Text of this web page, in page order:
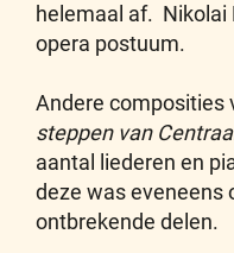
helemaal af. Nikolai
opera postuum.
Andere composities
steppen van
aantal liederen en
deze was eveneens
ontbrekende delen.